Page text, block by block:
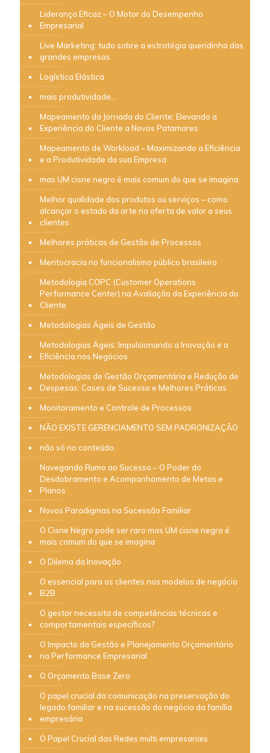
Liderança Eficaz – O Motor do Desempenho
Empresarial
Live Marketing: tudo sobre a estratégia queridinha das
grandes empresas
Logística Elástica
mais produtividade…
Mapeamento da Jornada do Cliente: Elevando a
Experiência do Cliente a Novos Patamares
Mapeamento de Workload – Maximizando a Eficiência
e a Produtividade da sua Empresa
mas UM cisne negro é mais comum do que se imagina
Melhor qualidade dos produtos ou serviços – como
alcançar o estado da arte na oferta de valor a seus
clientes
Melhores práticas de Gestão de Processos
Meritocracia no funcionalismo público brasileiro
Metodologia COPC (Customer Operations
Performance Center) na Avaliação da Experiência do
Cliente
Metodologias Ágeis de Gestão
Metodologias Ágeis: Impulsionando a Inovação e a
Eficiência nos Negócios
Metodologias de Gestão Orçamentária e Redução de
Despesas: Cases de Sucesso e Melhores Práticas
Monitoramento e Controle de Processos
NÃO EXISTE GERENCIAMENTO SEM PADRONIZAÇÃO
não só no conteúdo.
Navegando Rumo ao Sucesso – O Poder do
Desdobramento e Acompanhamento de Metas e
Planos
Novos Paradigmas na Sucessão Familiar
O Cisne Negro pode ser raro mas UM cisne negro é
mais comum do que se imagina
O Dilema da Inovação
O essencial para os clientes nos modelos de negócio
B2B
O gestor necessita de competências técnicas e
comportamentais específicas?
O Impacto da Gestão e Planejamento Orçamentário
na Performance Empresarial
O Orçamento Base Zero
O papel crucial da comunicação na preservação do
legado familiar e na sucessão do negócio da família
empresária
O Papel Crucial das Redes multi empresariais